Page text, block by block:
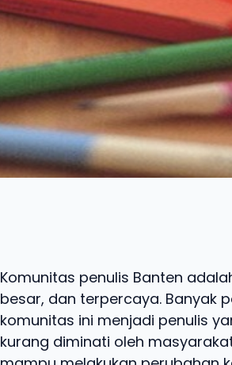
Komunitas penulis Banten
besar, dan terpercaya. Banyak
komunitas ini menjadi penulis
kurang diminati oleh